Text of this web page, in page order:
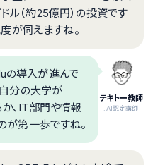
ル（約25億円）の投資です
が伺えますね。
テキトー教師
.AI認定講師
の導入が進んで
自分の大学が
、IT部門や情報
が第一歩ですね。